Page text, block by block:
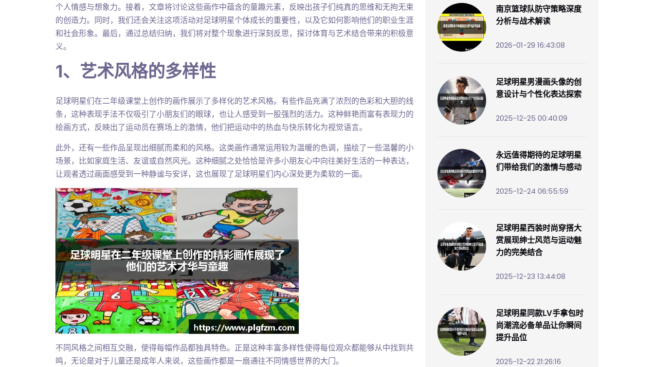
个人情感与想象力。接着，文章将讨论这些画作中蕴含的童趣元素，反映出孩子们纯真的思维和无拘无束
的创造力。同时，我们还会关注这项活动对足球明星个体成长的重要性，以及它如何影响他们的职业生涯
和社会形象。最后，通过总结归纳，我们将对整个现象进行深刻反思，探讨体育与艺术结合带来的积极意
义。
1、艺术风格的多样性
足球明星们在二年级课堂上创作的画作展示了多样化的艺术风格。有些作品充满了浓烈的色彩和大胆的线
条，这种表现手法不仅吸引了小朋友们的眼球，也让人感受到一股强烈的活力。这种鲜艳而富有表现力的
绘画方式，反映出了运动员在赛场上的激情，他们把运动中的热血与快乐转化为视觉语言。
此外，还有一些作品呈现出细腻而柔和的风格。这类画作通常运用较为温暖的色调，描绘了一些温馨的小
场景，比如家庭生活、友谊或自然风光。这种细腻之处恰恰是许多小朋友心中向往美好生活的一种表达，
让观者透过画面感受到一种静谧与安详，这也展现了足球明星们内心深处更为柔软的一面。
不同风格之间相互交融，使得每幅作品都独具特色。正是这种丰富多样性使得每位观众都能够从中找到共
鸣，无论是对于儿童还是成年人来说，这些画作都是一扇通往不同情感世界的大门。
南京篮球队防守策略深度
分析与战术解读
2026-01-29 16:43:08
足球明星男漫画头像的创
意设计与个性化表达探索
2025-12-25 00:40:09
永远值得期待的足球明星
们带给我们的激情与感动
2025-12-24 06:55:59
足球明星西装时尚穿搭大
赏展现绅士风范与运动魅
力的完美结合
2025-12-23 13:44:08
足球明星同款LV手拿包时
尚潮流必备单品让你瞬间
提升品位
2025-12-22 21:26:16